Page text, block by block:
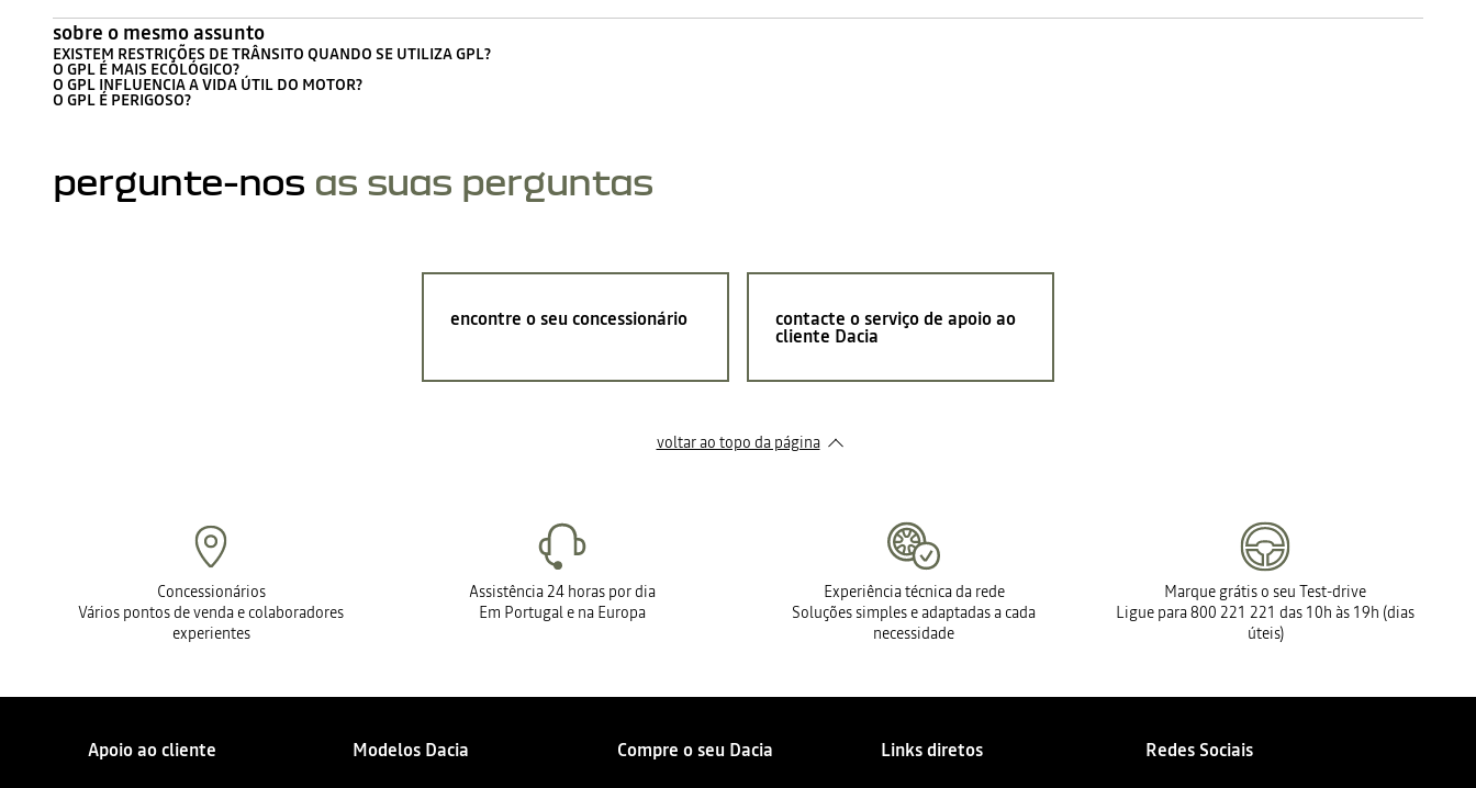
sobre o mesmo assunto
EXISTEM RESTRIÇÕES DE TRÂNSITO QUANDO SE UTILIZA GPL?
O GPL É MAIS ECOLÓGICO?
O GPL INFLUENCIA A VIDA ÚTIL DO MOTOR?
O GPL É PERIGOSO?
pergunte-nos as suas perguntas
encontre o seu concessionário contacte o serviço de apoio ao
cliente Dacia
voltar ao topo da página
Concessionários
Vários pontos de venda e colaboradores
experientes
Assistência 24 horas por dia
Em Portugal e na Europa
Experiência técnica da rede
Soluções simples e adaptadas a cada
necessidade
Marque grátis o seu Test-drive
Ligue para 800 221 221 das 10h às 19h (dias
úteis)
Apoio ao cliente Modelos Dacia Compre o seu Dacia Links diretos Redes Sociais